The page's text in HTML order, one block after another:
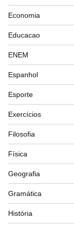
Economia
Educacao
ENEM
Espanhol
Esporte
Exercícios
Filosofia
Física
Geografia
Gramática
História